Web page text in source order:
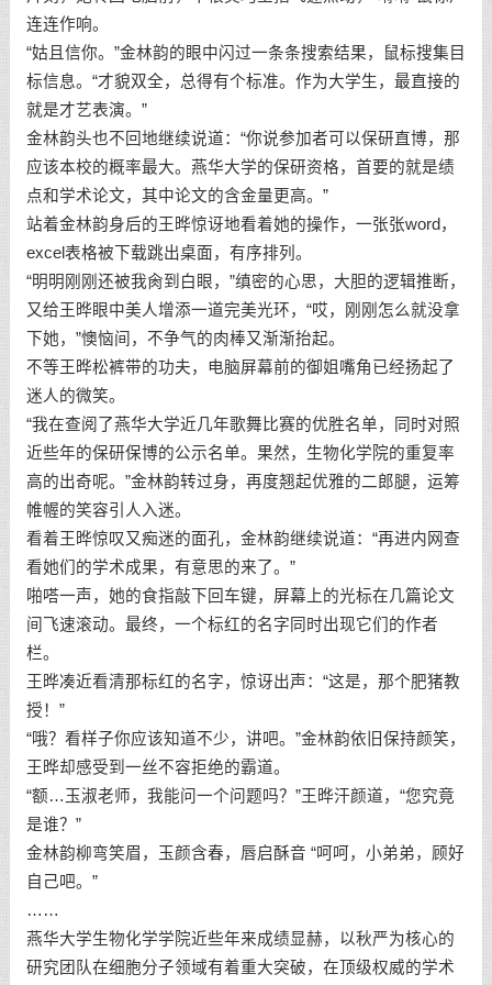
连连作响。
“姑且信你。”金林韵的眼中闪过一条条搜索结果，鼠标搜集目
标信息。“才貌双全，总得有个标准。作为大学生，最直接的
就是才艺表演。”
金林韵头也不回地继续说道：“你说参加者可以保研直博，那
应该本校的概率最大。燕华大学的保研资格，首要的就是绩
点和学术论文，其中论文的含金量更高。”
站着金林韵身后的王晔惊讶地看着她的操作，一张张word，
excel表格被下载跳出桌面，有序排列。
“明明刚刚还被我肏到白眼，”缜密的心思，大胆的逻辑推断，
又给王晔眼中美人增添一道完美光环，“哎，刚刚怎么就没拿
下她，”懊恼间，不争气的肉棒又渐渐抬起。
不等王晔松裤带的功夫，电脑屏幕前的御姐嘴角已经扬起了
迷人的微笑。
“我在查阅了燕华大学近几年歌舞比赛的优胜名单，同时对照
近些年的保研保博的公示名单。果然，生物化学院的重复率
高的出奇呢。”金林韵转过身，再度翘起优雅的二郎腿，运筹
帷幄的笑容引人入迷。
看着王晔惊叹又痴迷的面孔，金林韵继续说道：“再进内网查
看她们的学术成果，有意思的来了。”
啪嗒一声，她的食指敲下回车键，屏幕上的光标在几篇论文
间飞速滚动。最终，一个标红的名字同时出现它们的作者
栏。
王晔凑近看清那标红的名字，惊讶出声：“这是，那个肥猪教
授！”
“哦？看样子你应该知道不少，讲吧。”金林韵依旧保持颜笑，
王晔却感受到一丝不容拒绝的霸道。
“额…玉淑老师，我能问一个问题吗？”王晔汗颜道，“您究竟
是谁？”
金林韵柳弯笑眉，玉颜含春，唇启酥音 “呵呵，小弟弟，顾好
自己吧。”
……
燕华大学生物化学学院近些年来成绩显赫，以秋严为核心的
研究团队在细胞分子领域有着重大突破，在顶级权威的学术